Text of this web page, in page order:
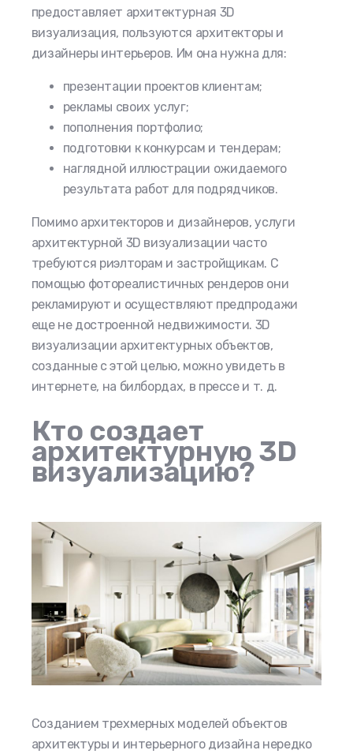
предоставляет архитектурная 3D
визуализация, пользуются архитекторы и
дизайнеры интерьеров. Им она нужна для:
презентации проектов клиентам;
рекламы своих услуг;
пополнения портфолио;
подготовки к конкурсам и тендерам;
наглядной иллюстрации ожидаемого
результата работ для подрядчиков.
Помимо архитекторов и дизайнеров, услуги
архитектурной 3D визуализации часто
требуются риэлторам и застройщикам. С
помощью фотореалистичных рендеров они
рекламируют и осуществляют предпродажи
еще не достроенной недвижимости. 3D
визуализации архитектурных объектов,
созданные с этой целью, можно увидеть в
интернете, на билбордах, в прессе и т. д.
Кто создает
архитектурную 3D
визуализацию?
Созданием трехмерных моделей объектов
архитектуры и интерьерного дизайна нередко